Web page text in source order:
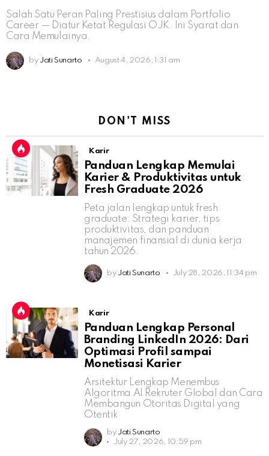
Salah Satu Peran Paling Prestisius dalam Portfolio
Career — Diatur Ketat Regulasi OJK. Ini Syarat dan
Cara Memulainya.
by Jati Sunarto August 4, 2026, 1:31 am
DON'T MISS
Karir
Panduan Lengkap Memulai
Karier & Produktivitas untuk
Fresh Graduate 2026
Peta jalan lengkap untuk fresh
graduate: Strategi karier, tips
produktivitas, dan panduan
manajemen finansial di dunia kerja
tahun 2026.
by Jati Sunarto July 28, 2026, 11:34 pm
Karir
Panduan Lengkap Personal
Branding LinkedIn 2026: Dari
Optimasi Profil sampai
Monetisasi Karier
Arsitektur Lengkap Menembus
Algoritma AI Rekruter Global dan Cara
Membangun Otoritas Digital yang
Otentik
by Jati Sunarto
July 27, 2026, 10:59 pm